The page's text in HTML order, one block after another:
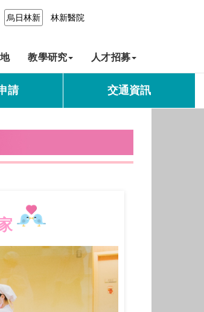
林新醫院
烏日林新
教學研究 人才招募
請 交通資訊